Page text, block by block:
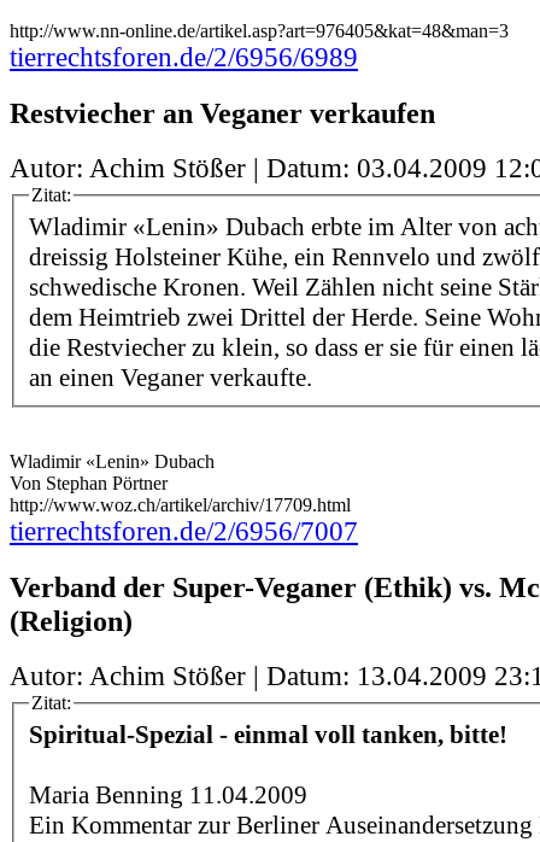
http://www.nn-online.de/artikel.asp?art=976405&kat=48&man=3
tierrechtsforen.de/2/6956/6989
Restviecher an Veganer verkaufen
Autor: Achim Stößer | Datum: 03.04.2009
Zitat:
Wladimir «Lenin» Dubach erbte im Alter von
dreissig Holsteiner Kühe, ein Rennvelo und
schwedische Kronen. Weil Zählen nicht seine
dem Heimtrieb zwei Drittel der Herde. Seine
die Restviecher zu klein, so dass er sie für einen
an einen Veganer verkaufte.
Wladimir «Lenin» Dubach
Von Stephan Pörtner
http://www.woz.ch/artikel/archiv/17709.html
tierrechtsforen.de/2/6956/7007
Verband der Super-Veganer (Ethik) vs.
(Religion)
Autor: Achim Stößer | Datum: 13.04.2009
Zitat:
Spiritual-Spezial - einmal voll tanken, bitte!
Maria Benning 11.04.2009
Ein Kommentar zur Berliner